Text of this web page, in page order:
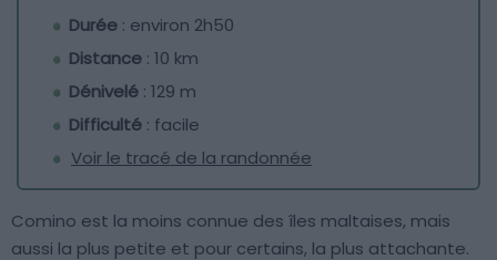
Durée : environ 2h50
Distance : 10 km
Dénivelé : 129 m
Difficulté : facile
Voir le tracé de la randonnée
Comino est la moins connue des îles maltaises, mais
aussi la plus petite et pour certains, la plus attachante.